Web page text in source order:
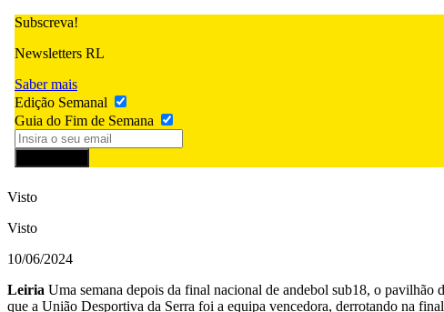
Subscreva!
Newsletters RL
Saber mais
Edição Semanal
Guia do Fim de Semana
Visto
Visto
10/06/2024
Leiria Uma semana depois da final nacional de andebol sub18, o
que a União Desportiva da Serra foi a equipa vencedora, derrotando na